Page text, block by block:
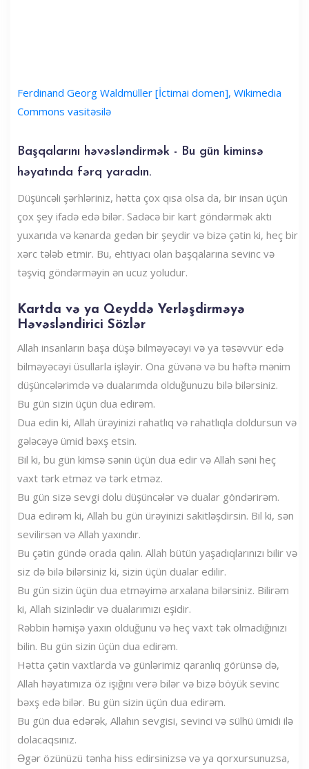
Ferdinand Georg Waldmüller [İctimai domen], Wikimedia
Commons vasitəsilə
Başqalarını həvəsləndirmək - Bu gün kiminsə
həyatında fərq yaradın.
Düşüncəli şərhləriniz, hətta çox qısa olsa da, bir insan üçün
çox şey ifadə edə bilər. Sadəcə bir kart göndərmək aktı
yuxarıda və kənarda gedən bir şeydir və bizə çətin ki, heç bir
xərc tələb etmir. Bu, ehtiyacı olan başqalarına sevinc və
təşviq göndərməyin ən ucuz yoludur.
Kartda və ya Qeyddə Yerləşdirməyə
Həvəsləndirici Sözlər
Allah insanların başa düşə bilməyəcəyi və ya təsəvvür edə
bilməyəcəyi üsullarla işləyir. Ona güvənə və bu həftə mənim
düşüncələrimdə və dualarımda olduğunuzu bilə bilərsiniz.
Bu gün sizin üçün dua edirəm.
Dua edin ki, Allah ürəyinizi rahatlıq və rahatlıqla doldursun və
gələcəyə ümid bəxş etsin.
Bil ki, bu gün kimsə sənin üçün dua edir və Allah səni heç
vaxt tərk etməz və tərk etməz.
Bu gün sizə sevgi dolu düşüncələr və dualar göndərirəm.
Dua edirəm ki, Allah bu gün ürəyinizi sakitləşdirsin. Bil ki, sən
sevilirsən və Allah yaxındır.
Bu çətin gündə orada qalın. Allah bütün yaşadıqlarınızı bilir və
siz də bilə bilərsiniz ki, sizin üçün dualar edilir.
Bu gün sizin üçün dua etməyimə arxalana bilərsiniz. Bilirəm
ki, Allah sizinlədir və dualarımızı eşidir.
Rəbbin həmişə yaxın olduğunu və heç vaxt tək olmadığınızı
bilin. Bu gün sizin üçün dua edirəm.
Hətta çətin vaxtlarda və günlərimiz qaranlıq görünsə də,
Allah həyatımıza öz işığını verə bilər və bizə böyük sevinc
bəxş edə bilər. Bu gün sizin üçün dua edirəm.
Bu gün dua edərək, Allahın sevgisi, sevinci və sülhü ümidi ilə
dolacaqsınız.
Əgər özünüzü tənha hiss edirsinizsə və ya qorxursunuzsa,